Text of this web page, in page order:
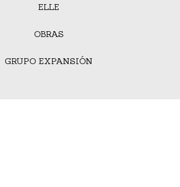
ELLE
OBRAS
GRUPO EXPANSIÓN